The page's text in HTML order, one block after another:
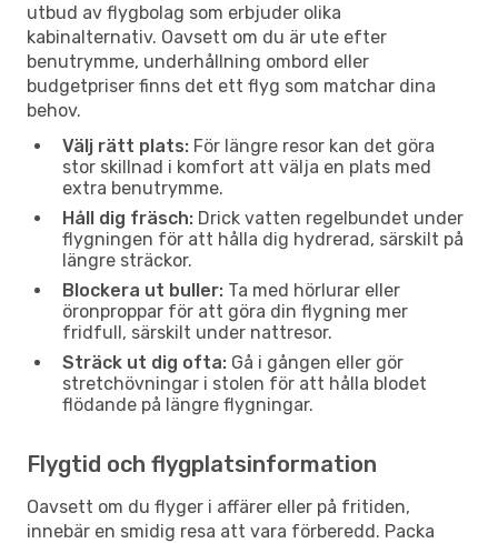
utbud av flygbolag som erbjuder olika
kabinalternativ. Oavsett om du är ute efter
benutrymme, underhållning ombord eller
budgetpriser finns det ett flyg som matchar dina
behov.
Välj rätt plats: För längre resor kan det göra
stor skillnad i komfort att välja en plats med
extra benutrymme.
Håll dig fräsch: Drick vatten regelbundet under
flygningen för att hålla dig hydrerad, särskilt på
längre sträckor.
Blockera ut buller: Ta med hörlurar eller
öronproppar för att göra din flygning mer
fridfull, särskilt under nattresor.
Sträck ut dig ofta: Gå i gången eller gör
stretchövningar i stolen för att hålla blodet
flödande på längre flygningar.
Flygtid och flygplatsinformation
Oavsett om du flyger i affärer eller på fritiden,
innebär en smidig resa att vara förberedd. Packa